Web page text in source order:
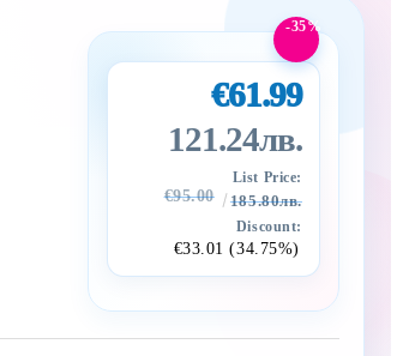
-35%
€61.99
121.24лв.
List Price:
€95.00 185.80лв.
Discount:
€33.01 (34.75%)